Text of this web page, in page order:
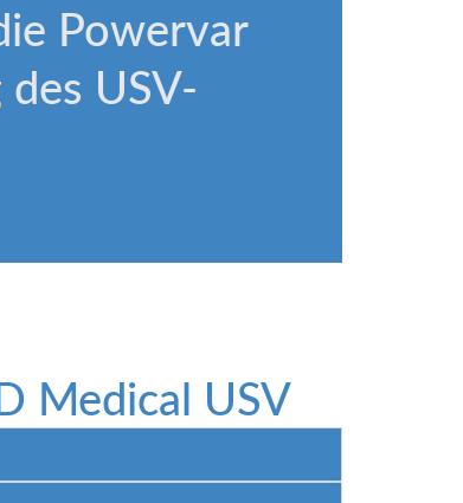
Powervar
USV-
Medical USV